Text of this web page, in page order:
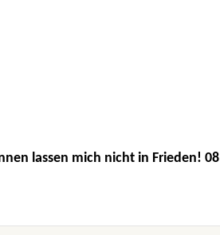
lassen mich nicht in Frieden! 08